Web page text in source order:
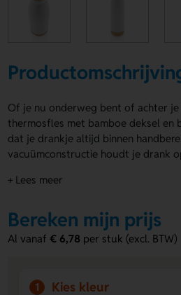
Of je nu onderweg bent of achter
thermosfles met bamboe deksel en
dat je drankje altijd binnen
vacuümconstructie houdt je drank
thermosfles met bamboe deksel en
worden met jouw ontwerp.
Voordelen van de
Overal mee te nemen:
Ideaal
+ Lees meer
Bereken mijn prijs
Al vanaf€ 6,78 per stuk (excl. BTW)
1 Kies kleur